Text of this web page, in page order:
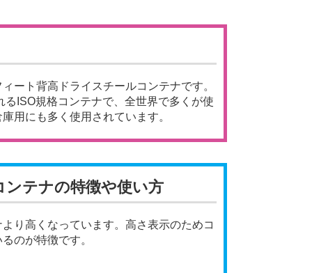
ート背高ドライスチールコンテナです。
るISO規格コンテナで、全世界で多くが使
用にも多く使用されています。
テナの特徴や使い方
り高くなっています。高さ表示のためコ
のが特徴です。